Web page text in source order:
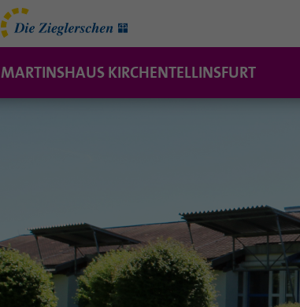
MARTINSHAUS KIRCHENTELLINSFURT